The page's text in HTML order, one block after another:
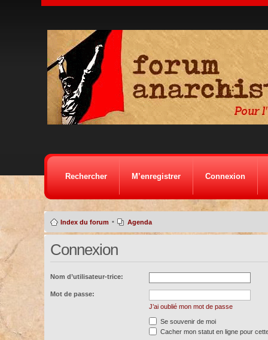
Rechercher M’enregistrer Connexion
Index du forum • Agenda
Connexion
Nom d’utilisateur-trice:
Mot de passe:
J’ai oublié mon mot de passe
Se souvenir de moi
Cacher mon statut en ligne pour